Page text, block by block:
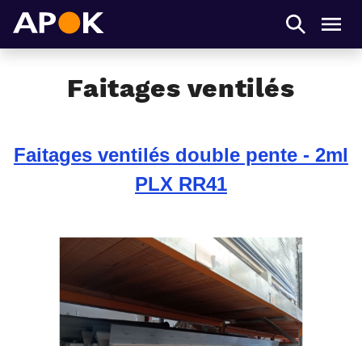
Faitages ventilés
Faitages ventilés double pente - 2ml
PLX RR41